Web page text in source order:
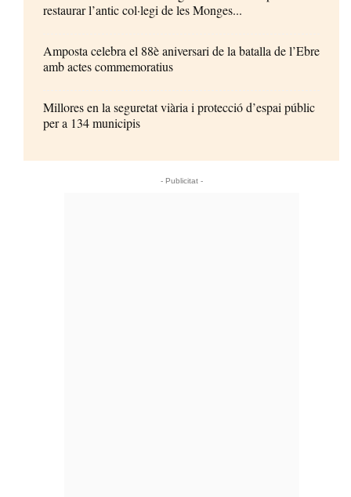
restaurar l’antic col·legi de les Monges...
Amposta celebra el 88è aniversari de la batalla de l’Ebre
amb actes commemoratius
Millores en la seguretat viària i protecció d’espai públic
per a 134 municipis
- Publicitat -